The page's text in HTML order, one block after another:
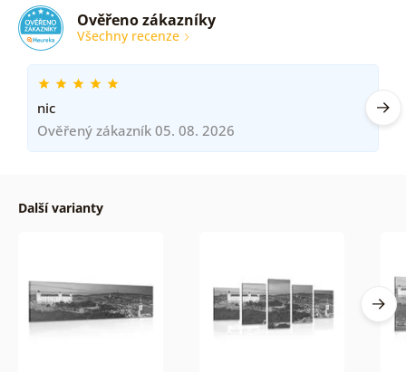
Ověřeno zákazníky
Všechny recenze
nic
Ověřený zákazník 05. 08. 2026
Další varianty